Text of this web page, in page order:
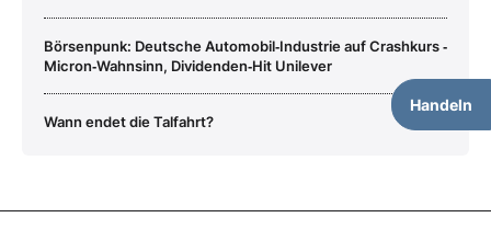
Handeln
Börsenpunk: Deutsche Automobil‑Industrie auf Crashkurs ‑
Micron‑Wahnsinn, Dividenden‑Hit Unilever
Wann endet die Talfahrt?